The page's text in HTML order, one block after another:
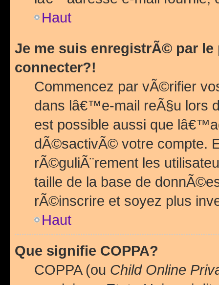
Haut
Je me suis enregistrÃ© par
connecter?!
Commencez par vÃ©rifier
dans lâ€™e-mail reÃ§u lors
est possible aussi que
dÃ©sactivÃ© votre compte.
rÃ©guliÃ¨rement les
taille de la base de
rÃ©inscrire et soyez plus
Haut
Que signifie COPPA?
COPPA (ou Child Online